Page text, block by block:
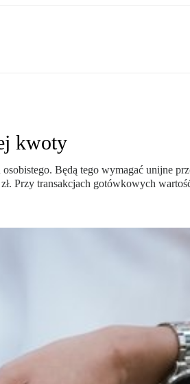
kwoty
Będą tego wymagać unijne
Przy transakcjach gotówkowych